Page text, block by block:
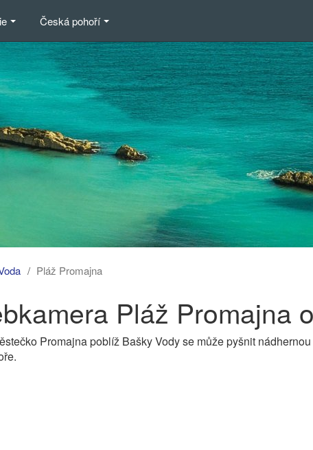
Česká pohoří
Pláž Promajna
Pláž Promajna
Promajna poblíž Bašky Vody se může pyšnit